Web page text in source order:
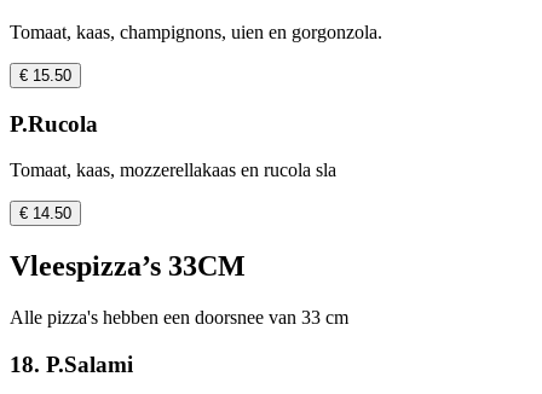
Tomaat, kaas, champignons, uien en gorgonzola.
€ 15.50
P.Rucola
Tomaat, kaas, mozzerellakaas en rucola sla
€ 14.50
Vleespizza’s 33CM
Alle pizza's hebben een doorsnee van 33 cm
18. P.Salami